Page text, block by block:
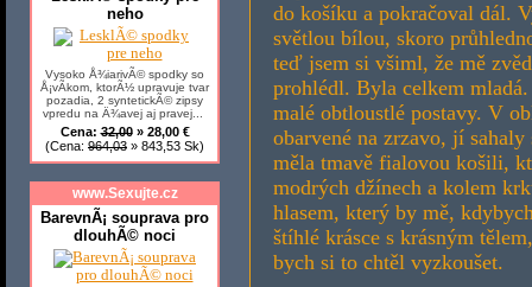
do košíku a pokračoval dál.
světlou bílou, skoro
teď jsem si všiml, že mě
prohlédl. Byla celkem
malé obtloustlé postavy. V
obarvené na zrzavo, jí
měla tmavě fialovou košili,
modrých džínech a kolem
hlasem, který by mě,
štíhlé krásce s krásným
bych si to chtěl vyzkoušet.
neho
Vysoko Å¾iarivÃ© spodky so
Å¡vÃ­kom, ktorÃ½ upravuje tvar
pozadia, 2 syntetickÃ© zipsy
vpredu na Ä¾avej aj pravej...
Cena:32,00» 28,00 €
(Cena: 964,03 » 843,53 Sk)
www.Sexujte.cz
BarevnÃ¡ souprava pro
dlouhÃ© noci